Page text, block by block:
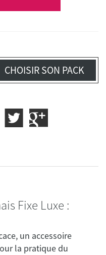
CHOISIR SON PACK
Fixe Luxe :
un accessoire
la pratique du